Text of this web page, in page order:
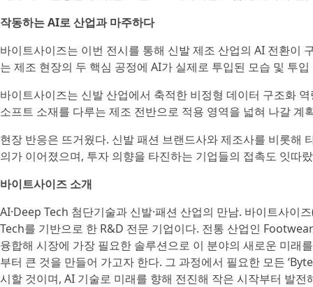
작동하는 AI로 산업과 마주하다
바이트사이즈는 이번 전시를 통해 신발 제조 산업의 AI 전환이
는 제조 현장의 두 핵심 공정에 AI가 실제로 투입된 모습 및 투
바이트사이즈는 신발 산업에서 축적한 비정형 데이터 구조화
소프트 소재를 다루는 제조 전반으로 적용 영역을 넓혀 나갈 계
현장 반응은 뜨거웠다. 신발 패션 브랜드사와 제조사를 비롯해
의가 이어졌으며, 투자 의향을 타진하는 기업들의 접촉도 잇따
바이트사이즈 소개
AI·Deep Tech 첨단기술과 신발·패션 산업의 만남. 바이트사
Tech를 기반으로 한 R&D 전문 기업이다. 전통 산업인
융합해 시장에 가장 필요한 솔루션으로 이 분야의 새로운 미래
부터 큰 것을 만들어 가고자 한다. 그 과정에서 필요한 모든
시할 것이며, AI 기술로 미래를 향해 전진해 작은 시작부터 발